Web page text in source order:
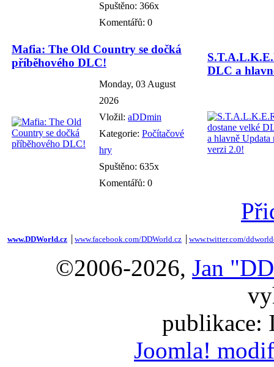
Spuštěno: 366x
Komentářů: 0
Mafia: The Old Country se dočká
příběhového DLC!
Monday, 03 August
2026
Vložil: aDDmin
Kategorie: Počítačové
hry
Spuštěno: 635x
Komentářů: 0
DLC a
www.DDWorld.cz www.facebook.com/DDWorld.cz www.twitter.com/
©2006-2026, Jan
publikace:
Joomla!